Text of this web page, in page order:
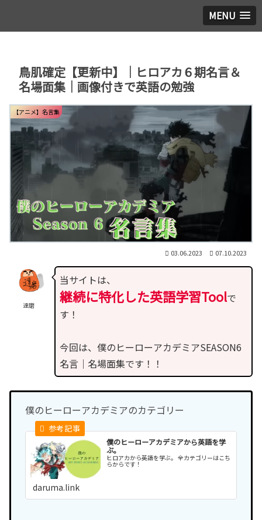
MENU
鳥肌確定【更新中】｜ヒロアカ６期名言＆
名場面集｜画像付きで英語の勉強
【アニメ】名言集
03.06.2023 07.10.2023
達磨
当サイトは、
継続に特化した英語学習Toolで
す！
今回は、僕のヒーローアカデミアSEASON6
名言｜名場面集です！！
僕のヒーローアカデミアのカテゴリー
僕のヒーローアカデミアから英語を学
ぶ。
ヒロアカから英語を学ぶ。 全カテゴリーはこち
らからです！
daruma.link